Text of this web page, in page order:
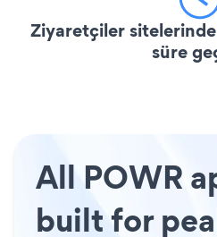
Ziyaretçiler sitelerinde
süre
All POWR
built for